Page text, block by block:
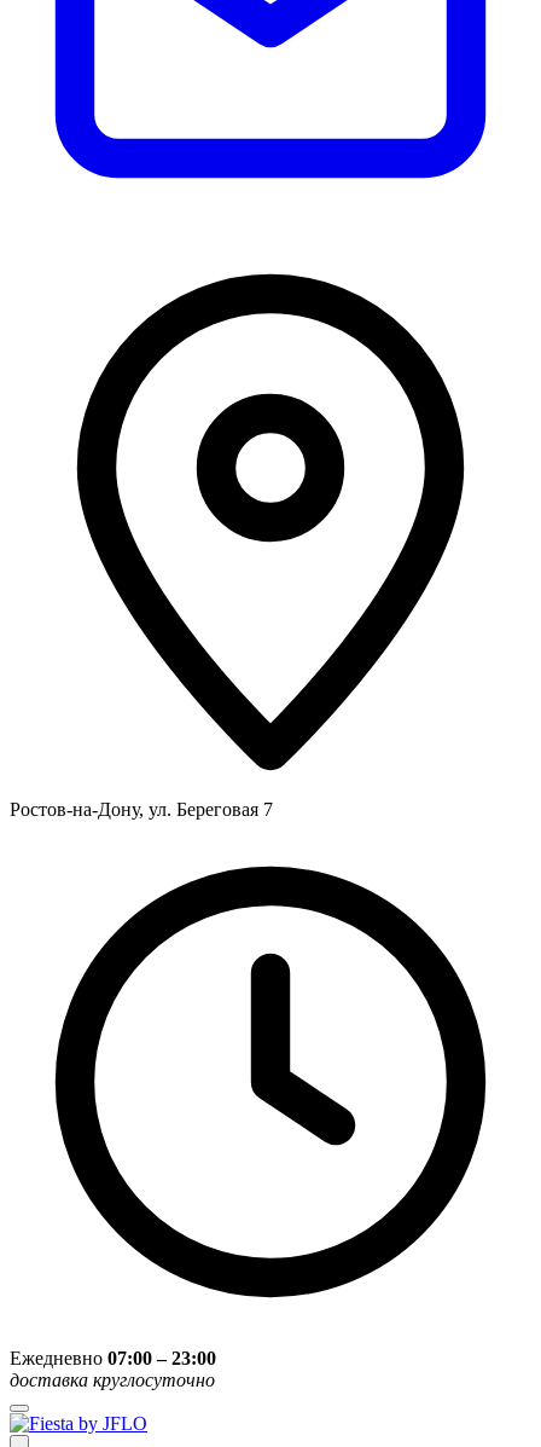
Ростов-на-Дону, ул. Береговая 7
Ежедневно 07:00 – 23:00
доставка круглосуточно